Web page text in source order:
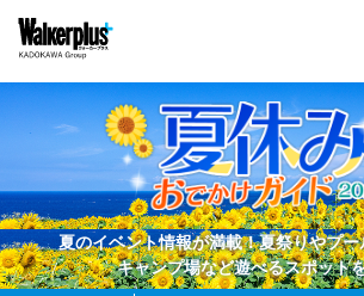
夏のイベント情報が満載！夏祭りやプ
キャンプ場など遊べるスポット